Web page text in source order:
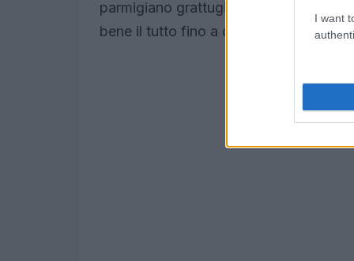
I want
parmigiano grattugiato, le olive
bene il tutto fino a ottenere un